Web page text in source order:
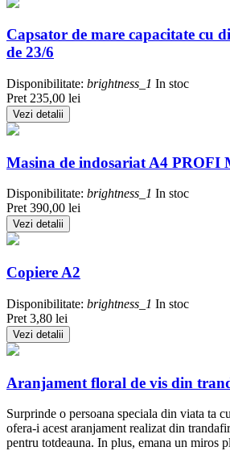
Capsator de mare capacitate cu
de 23/6
Disponibilitate: brightness_1 In stoc
Pret 235,00 lei
Vezi detalii
Masina de indosariat A4 PROFI
Disponibilitate: brightness_1 In stoc
Pret 390,00 lei
Vezi detalii
Copiere A2
Disponibilitate: brightness_1 In stoc
Pret 3,80 lei
Vezi detalii
Aranjament floral de vis din
Surprinde o persoana speciala din viata ta
ofera-i acest aranjament realizat din
pentru totdeauna. In plus, emana un miros